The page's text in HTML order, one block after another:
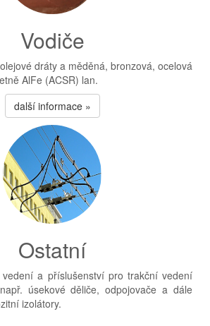
Vodiče
dráty a měděná, bronzová, ocelová
AlFe (ACSR) lan.
další informace »
Ostatní
a příslušenství pro trakční vedení
úsekové děliče, odpojovače a dále
izolátory.